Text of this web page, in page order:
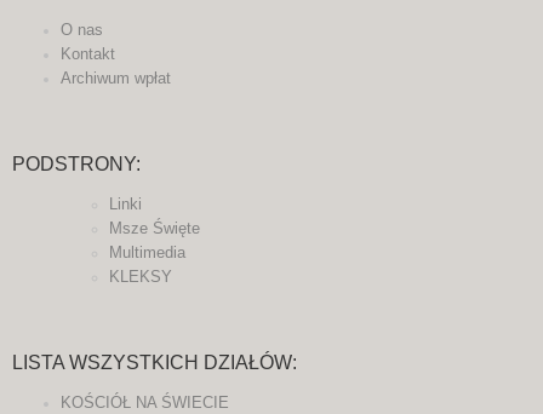
O nas
Kontakt
Archiwum wpłat
PODSTRONY:
Linki
Msze Święte
Multimedia
KLEKSY
LISTA WSZYSTKICH DZIAŁÓW:
KOŚCIÓŁ NA ŚWIECIE